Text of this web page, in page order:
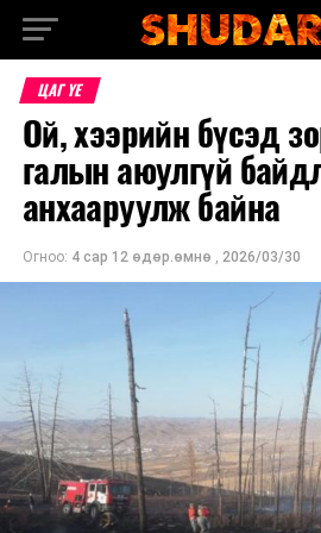
ЦАГ ҮЕ
Ой, хээрийн бүсэд
галын аюулгүй
анхааруулж байна
Огноо: 4 сар 12 өдөр.өмнө , 2026/03/30